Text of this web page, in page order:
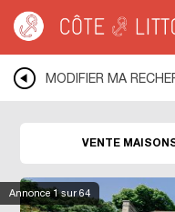
MODIFIER MA
Annonce 1sur 64
VENTE